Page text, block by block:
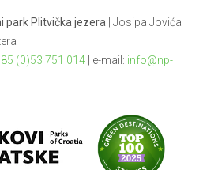
park Plitvička jezera | Josipa Jovića
(0)53 751 014| e-mail: info@np-